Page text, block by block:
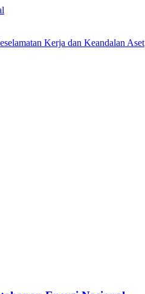
Kerja dan Keandalan Aset